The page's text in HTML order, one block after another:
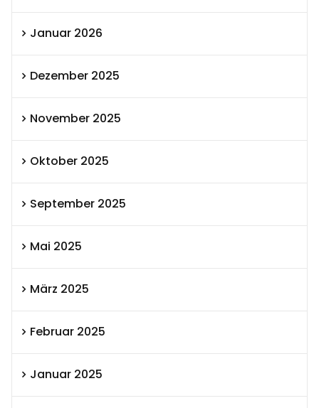
Januar 2026
Dezember 2025
November 2025
Oktober 2025
September 2025
Mai 2025
März 2025
Februar 2025
Januar 2025